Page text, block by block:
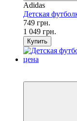
Adidas
Детская
749 грн.
1 049 грн.
Купить